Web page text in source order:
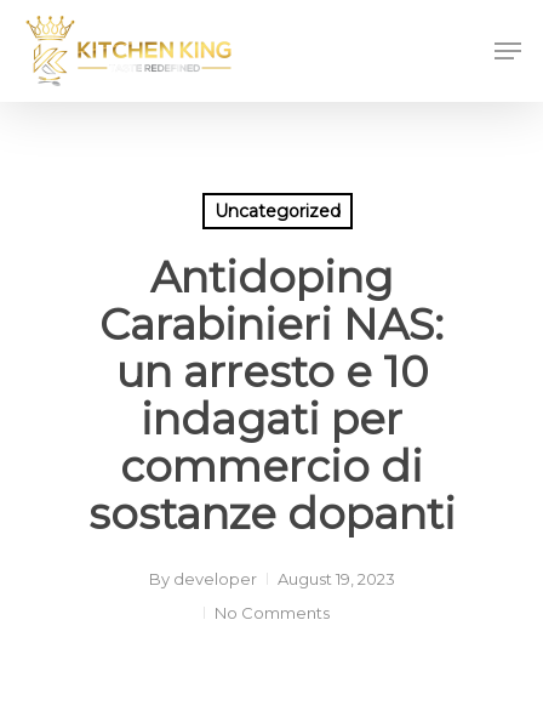
Skip
main
Uncategorized
Antidoping
Carabinieri NAS:
un arresto e 10
indagati per
commercio di
sostanze dopanti
By developer
August 19, 2023
No Comments